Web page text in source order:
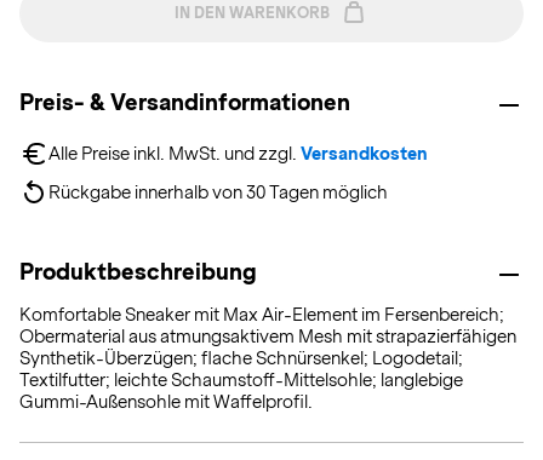
IN DEN WARENKORB
Preis- & Versandinformationen
Alle Preise inkl. MwSt. und zzgl. Versandkosten
Rückgabe innerhalb von 30 Tagen möglich
Produktbeschreibung
Komfortable Sneaker mit Max Air-Element im Fersenbereich;
Obermaterial aus atmungsaktivem Mesh mit strapazierfähigen
Synthetik-Überzügen; flache Schnürsenkel; Logodetail;
Textilfutter; leichte Schaumstoff-Mittelsohle; langlebige
Gummi-Außensohle mit Waffelprofil.